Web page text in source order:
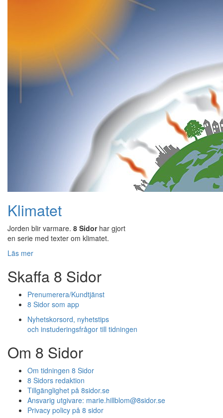
Klimatet
Jorden blir varmare. 8 Sidorhar gjort
en serie med texter om klimatet.
Läs mer
Skaffa 8 Sidor
Prenumerera/Kundtjänst
8 Sidor som app
Nyhetskorsord, nyhetstips
och instuderingsfrågor till tidningen
Om 8 Sidor
Om tidningen 8 Sidor
8 Sidors redaktion
Tillgänglighet på 8sidor.se
Ansvarig utgivare: marie.hillblom@8sidor.se
Privacy policy på 8 sidor